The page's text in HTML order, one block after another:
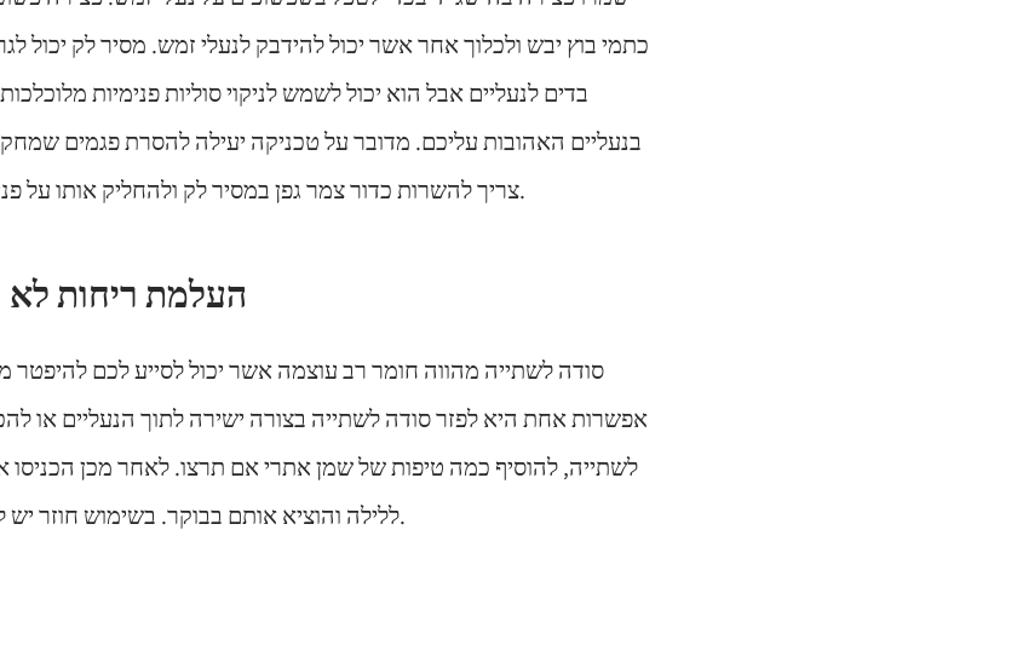
כתמי בוץ יבש ולכלוך אחר אשר יכול להידבק לנעלי זמש. מסיר לק יכול
בדים לנעליים אבל הוא יכול לשמש לניקוי סוליות פנימיות
בנעליים האהובות עליכם. מדובר על טכניקה יעילה להסרת פגמים שמחק
צריך להשרות כדור צמר גפן במסיר לק ולהחליק אותו על פני כתמים ושריטות עקשניות.
העלמת ריחות לא
סודה לשתייה מהווה חומר רב עוצמה אשר יכול לסייע לכם להיפטר
אפשרות אחת היא לפזר סודה לשתייה בצורה ישירה לתוך הנעליים או
לשתייה, להוסיף כמה טיפות של שמן אתרי אם תרצו. לאחר מכן הכניסו
ללילה והוציא אותם בבוקר. בשימוש חוזר יש להחליף את הסודה לשתייה.